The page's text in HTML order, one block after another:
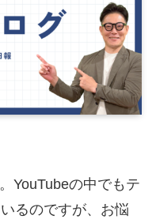
YouTubeの中でもテ
るのですが、お悩